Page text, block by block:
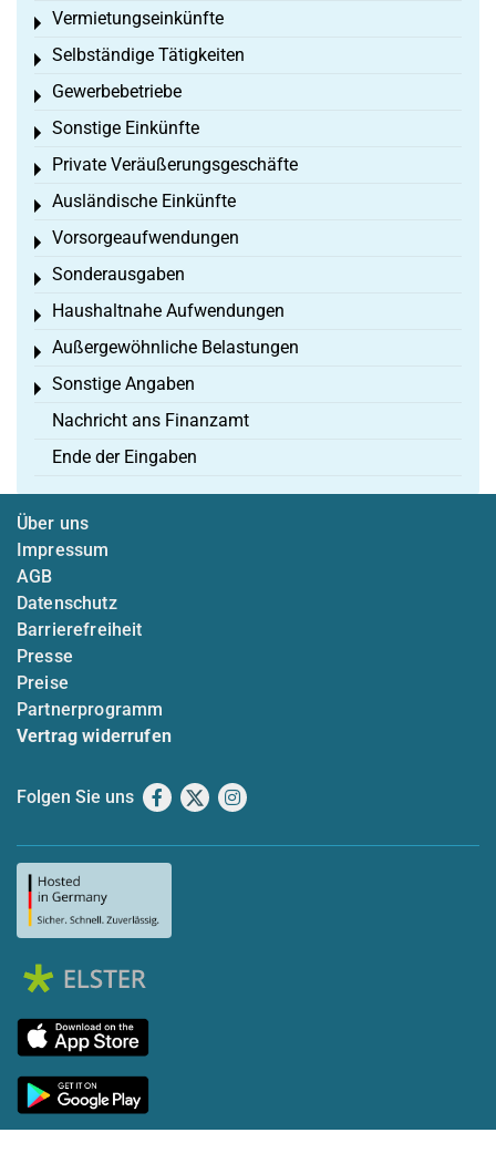
Vermietungseinkünfte
Toggle menu
Selbständige Tätigkeiten
Toggle menu
Gewerbebetriebe
Toggle menu
Sonstige Einkünfte
Toggle menu
Private Veräußerungsgeschäfte
Toggle menu
Ausländische Einkünfte
Toggle menu
Vorsorgeaufwendungen
Toggle menu
Sonderausgaben
Toggle menu
Haushaltnahe Aufwendungen
Toggle menu
Außergewöhnliche Belastungen
Toggle menu
Sonstige Angaben
Toggle menu
Nachricht ans Finanzamt
Ende der Eingaben
Über uns
Impressum
AGB
Datenschutz
Barrierefreiheit
Presse
Preise
Partnerprogramm
Vertrag widerrufen
Folgen Sie uns Facebook
X Instagram